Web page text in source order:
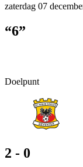
zaterdag 07
“6”
Doelpunt
2 - 0